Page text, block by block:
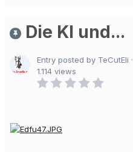
Die KI und...
Entry posted by TeCutEli ·
1.114 views